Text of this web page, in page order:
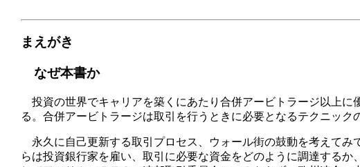
まえがき
なぜ本書か
投資の世界でキャリアを築くにあたり合併アービトラージ以上に
る。合併アービトラージは取引を行うときに必要となるテクニック
永久に自己更新する取引プロセス、ウォール街の鼓動を考えてみ
らは投資銀行家を雇い、取引に必要な資金をどのように調達する